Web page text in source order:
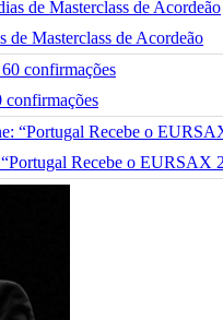
de Masterclass de Acordeão
confirmações
Recebe o EURSAX